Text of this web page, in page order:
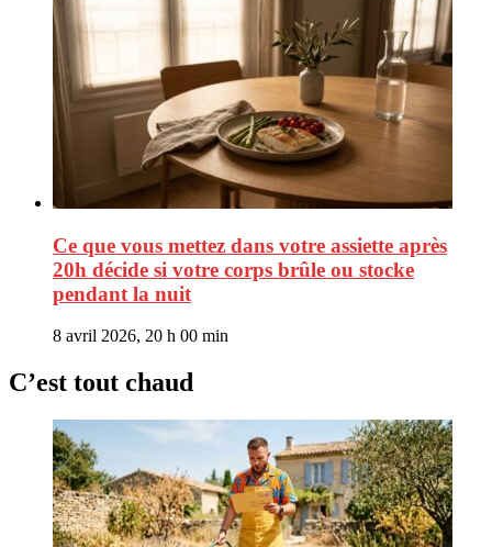
Ce que vous mettez dans votre assiette après
20h décide si votre corps brûle ou stocke
pendant la nuit
8 avril 2026, 20 h 00 min
C’est tout chaud